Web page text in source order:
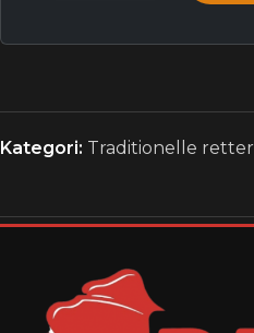
Kategori: Traditionelle retter